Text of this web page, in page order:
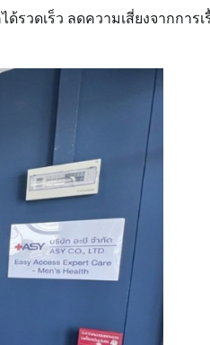
รวดเร็ว ลดความเสี่ยงจากกา